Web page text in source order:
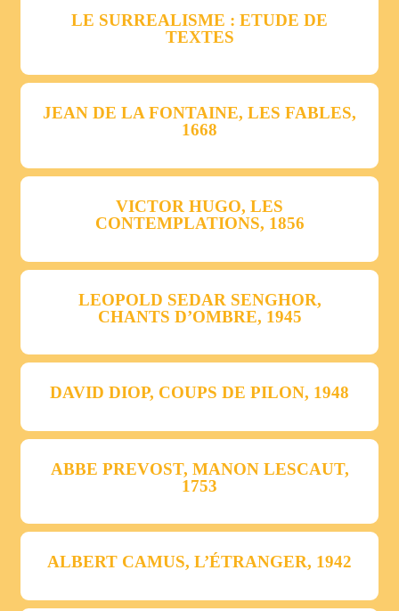
LE SURREALISME : ETUDE DE
TEXTES
JEAN DE LA FONTAINE, LES FABLES,
1668
VICTOR HUGO, LES
CONTEMPLATIONS, 1856
LEOPOLD SEDAR SENGHOR,
CHANTS D’OMBRE, 1945
DAVID DIOP, COUPS DE PILON, 1948
ABBE PREVOST, MANON LESCAUT,
1753
ALBERT CAMUS, L’ÉTRANGER, 1942